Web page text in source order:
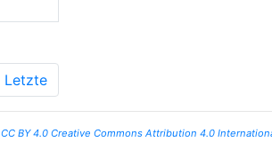
Letzte
CC BY 4.0 Creative Commons Attribution 4.0